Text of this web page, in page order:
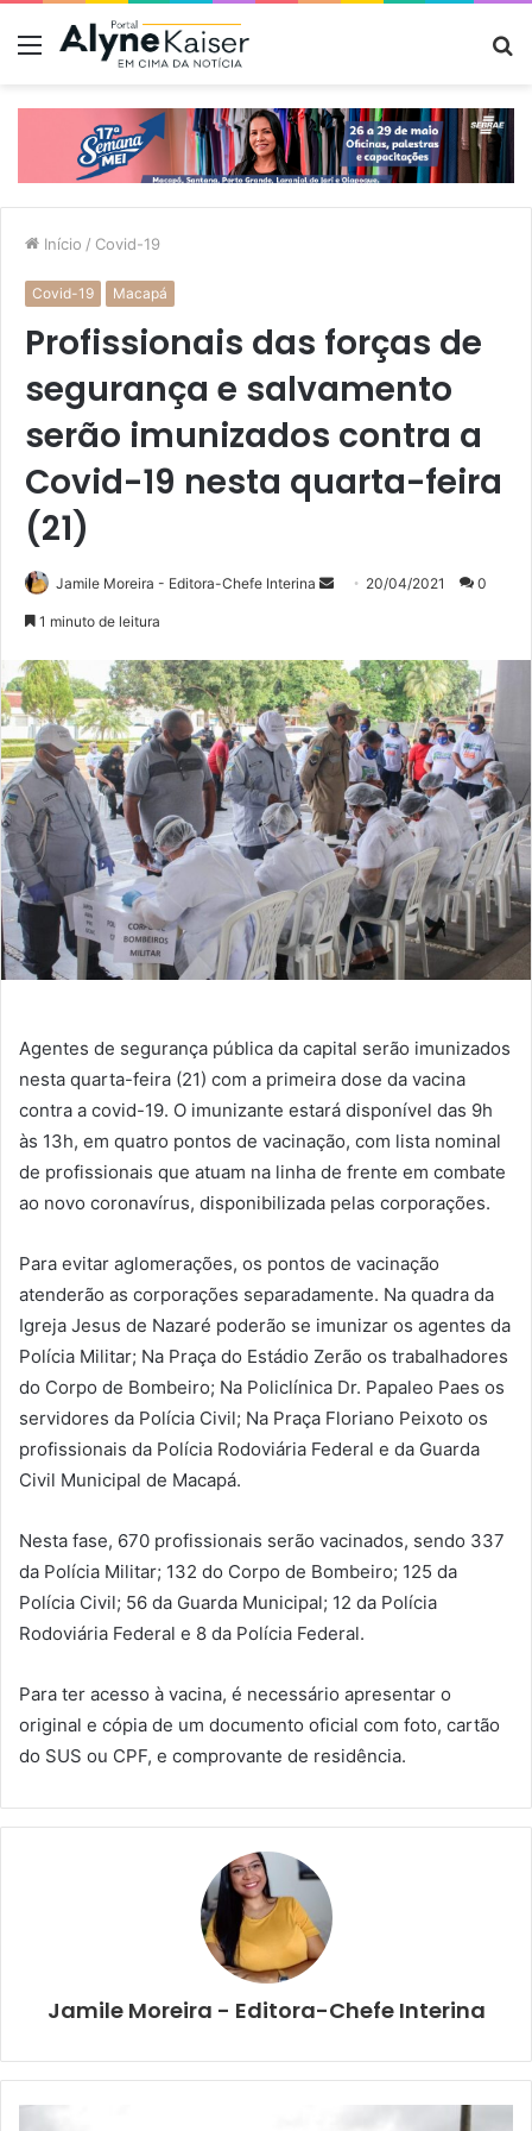
Menu
Início / Covid-19
Covid-19 Macapá
Profissionais das forças de
segurança e salvamento
serão imunizados contra a
Covid-19 nesta quarta-feira
(21)
Jamile Moreira - Editora-Chefe Interina
Mande
mail
20/04/2021 0
1 minuto de leitura
Agentes de segurança pública da capital serão imunizados
nesta quarta-feira (21) com a primeira dose da vacina
contra a covid-19. O imunizante estará disponível das 9h
às 13h, em quatro pontos de vacinação, com lista nominal
de profissionais que atuam na linha de frente em combate
ao novo coronavírus, disponibilizada pelas corporações.
Para evitar aglomerações, os pontos de vacinação
atenderão as corporações separadamente. Na quadra da
Igreja Jesus de Nazaré poderão se imunizar os agentes da
Polícia Militar; Na Praça do Estádio Zerão os trabalhadores
do Corpo de Bombeiro; Na Policlínica Dr. Papaleo Paes os
servidores da Polícia Civil; Na Praça Floriano Peixoto os
profissionais da Polícia Rodoviária Federal e da Guarda
Civil Municipal de Macapá.
Nesta fase, 670 profissionais serão vacinados, sendo 337
da Polícia Militar; 132 do Corpo de Bombeiro; 125 da
Polícia Civil; 56 da Guarda Municipal; 12 da Polícia
Rodoviária Federal e 8 da Polícia Federal.
Para ter acesso à vacina, é necessário apresentar o
original e cópia de um documento oficial com foto, cartão
do SUS ou CPF, e comprovante de residência.
Jamile Moreira - Editora-Chefe Interina